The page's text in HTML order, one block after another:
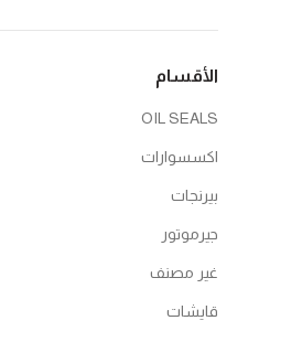
الأقسام
OIL SEALS
اكسسوارات
بيرنجات
جيرموتور
غير مصنف
قايشات